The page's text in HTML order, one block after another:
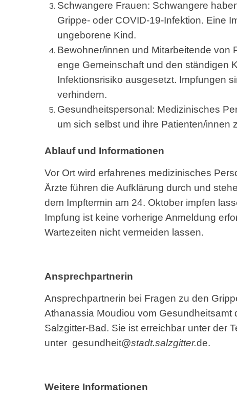
Schwangere Frauen: Schwangere
Grippe- oder COVID-19-Infektion. Eine
ungeborene Kind.
Bewohner/innen und Mitarbeitende von
enge Gemeinschaft und den ständigen
Infektionsrisiko ausgesetzt. Impfungen
verhindern.
Gesundheitspersonal: Medizinisches
um sich selbst und ihre Patienten/innen
Ablauf und Informationen
Vor Ort wird erfahrenes medizinisches
Ärzte führen die Aufklärung durch und
dem Impftermin am 24. Oktober impfen
Impfung ist keine vorherige Anmeldung
Wartezeiten nicht vermeiden lassen.
Ansprechpartnerin
Ansprechpartnerin bei Fragen zu den
Athanassia Moudiou vom Gesundheitsamt
Salzgitter-Bad. Sie ist erreichbar unter der
unter gesundheit@stadt.salzgitter.de.
Weitere Informationen